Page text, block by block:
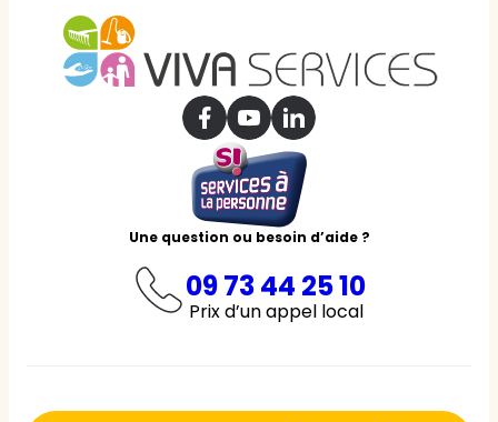
Une question ou besoin d’aide ?
09 73 44 25 10
Prix d’un appel local